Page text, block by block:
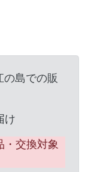
の島での販
け
交換対象